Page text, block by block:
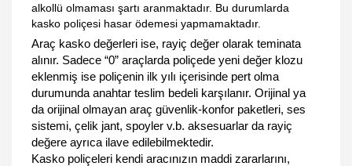
alkollü olmaması şartı aranmaktadır. Bu durumlarda
kasko poliçesi hasar ödemesi yapmamaktadır.
Araç kasko değerleri ise, rayiç değer olarak teminata
alınır. Sadece “0” araçlarda poliçede yeni değer klozu
eklenmiş ise poliçenin ilk yılı içerisinde pert olma
durumunda anahtar teslim bedeli karşılanır. Orijinal ya
da orijinal olmayan araç güvenlik-konfor paketleri, ses
sistemi, çelik jant, spoyler v.b. aksesuarlar da rayiç
değere ayrıca ilave edilebilmektedir.
Kasko poliçeleri kendi aracınızın maddi zararlarını,